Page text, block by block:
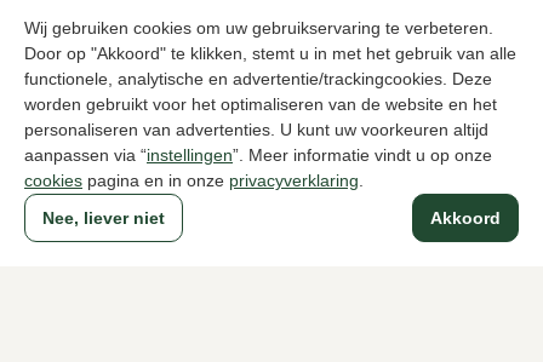
Wij gebruiken cookies om uw gebruikservaring te verbeteren.
Door op "Akkoord" te klikken, stemt u in met het gebruik van alle
functionele, analytische en advertentie/trackingcookies. Deze
worden gebruikt voor het optimaliseren van de website en het
personaliseren van advertenties. U kunt uw voorkeuren altijd
aanpassen via “instellingen”. Meer informatie vindt u op onze
cookies pagina en in onze privacyverklaring
Akkoord
Nee, liever niet
Brunate
Zwarte pumps dames
199,95 2 kleuren
Peter
Zwarte